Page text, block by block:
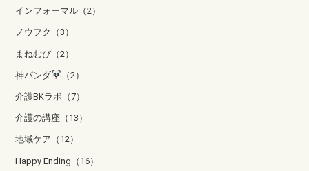
インフォーマル（2）
ノウフク（3）
まねむび（2）
神パンダ （2）
介護BKラボ（7）
介護の講座（13）
地域ケア（12）
Happy Ending（16）